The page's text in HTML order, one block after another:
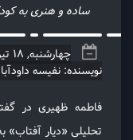
ساده و هنری به
چهارشنبه, 18 تیر 1404 ,09:35
نویسنده: نفیسه
فاطمه ظهیری در
تحلیلی «دیار